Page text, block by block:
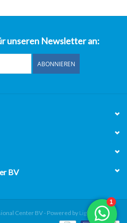
unseren Newsletter an:
ABONNIEREN
BV
Center BV - Powered by Lightspeed